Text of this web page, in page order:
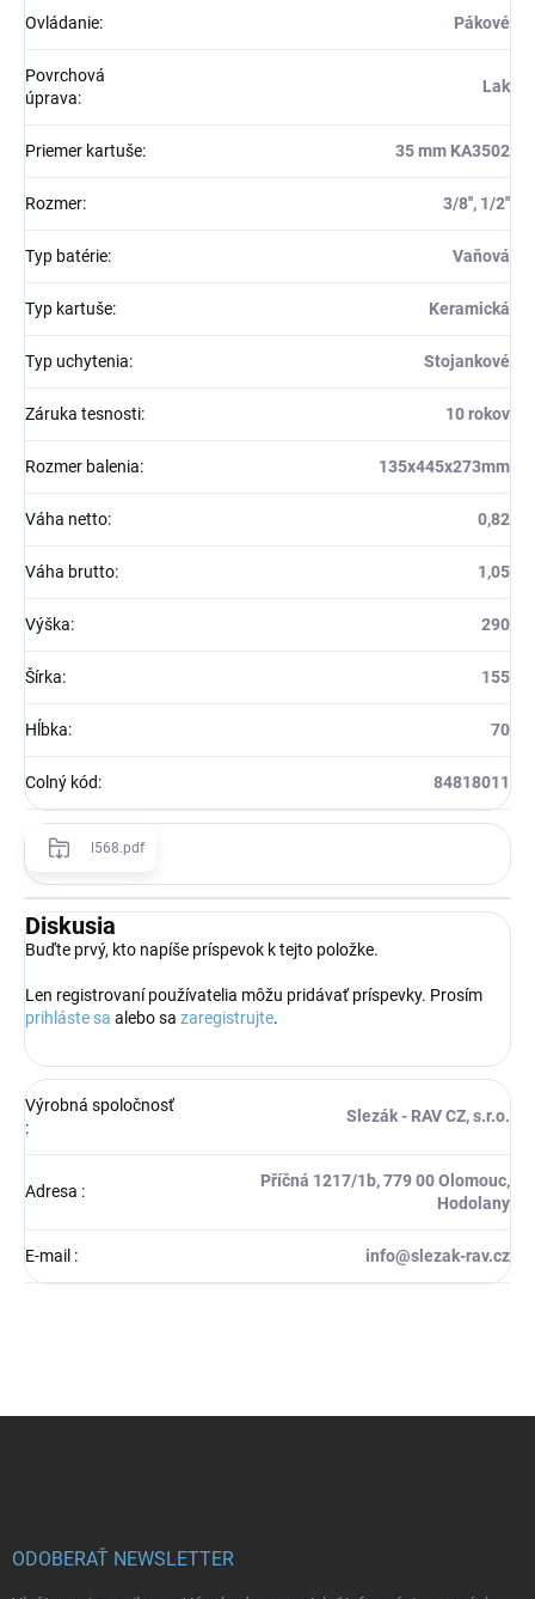
Ovládanie: Pákové
Povrchová
úprava:
Lak
Priemer kartuše: 35 mm KA3502
Rozmer: 3/8'', 1/2''
Typ batérie: Vaňová
Typ kartuše: Keramická
Typ uchytenia: Stojankové
Záruka tesnosti: 10 rokov
Rozmer balenia: 135x445x273mm
Váha netto: 0,82
Váha brutto: 1,05
Výška: 290
Šírka: 155
Hĺbka: 70
Colný kód: 84818011
l568.pdf
Diskusia
Buďte prvý, kto napíše príspevok k tejto položke.
Len registrovaní používatelia môžu pridávať príspevky. Prosím
prihláste sa alebo sa zaregistrujte.
Výrobná spoločnosť
:
Slezák - RAV CZ, s.r.o.
Adresa :
Příčná 1217/1b, 779 00 Olomouc,
Hodolany
E-mail : info@slezak-rav.cz
ODOBERAŤ NEWSLETTER